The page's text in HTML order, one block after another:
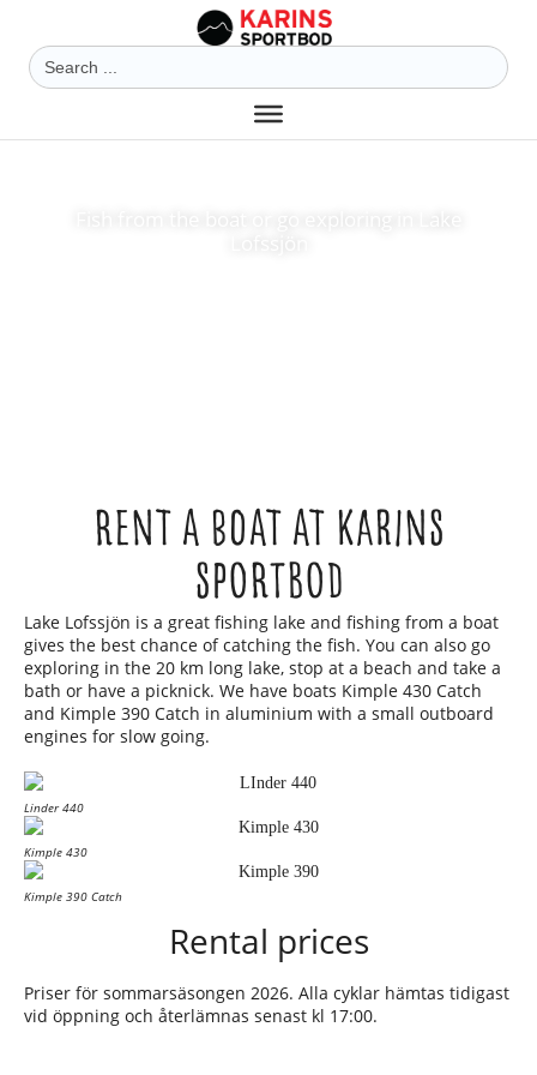
Search
for:
Rent a boat at Karins
Sportbod
Lake Lofssjön is a great fishing lake and fishing from a boat
gives the best chance of catching the fish. You can also go
exploring in the 20 km long lake, stop at a beach and take a
bath or have a picknick. We have boats Kimple 430 Catch
and Kimple 390 Catch in alumi­nium with a small outboard
engines for slow going.
Linder 440
Kimple 430
Kimple 390 Catch
Rental prices
Priser för sommarsäsongen 2026. Alla cyklar hämtas tidigast
vid öppning och återlämnas senast kl 17:00.